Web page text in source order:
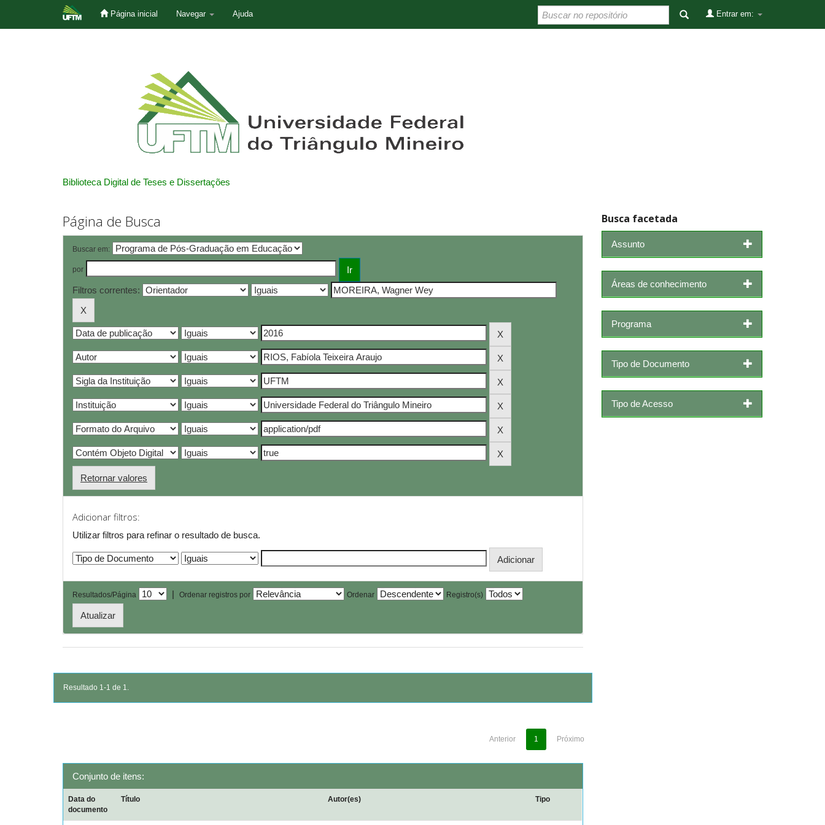
Página inicial Navegar Ajuda Entrar em:
Biblioteca Digital de Teses e Dissertações
Página de Busca
Buscar em:
por
Filtros correntes:
Retornar valores
Adicionar filtros:
Utilizar filtros para refinar o resultado de busca.
Resultados/Página | Ordenar registros por Ordenar Registro(s)
Resultado 1-1 de 1.
Anterior 1 Próximo
Conjunto de itens:
Data do
documento
Título Autor(es) Tipo
Busca facetada
Assunto
Áreas de conhecimento
Programa
Tipo de Documento
Tipo de Acesso